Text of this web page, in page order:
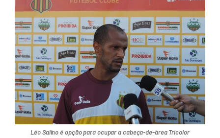
Léo Salino é opção para ocupar a cabeça-de-área Tricolor